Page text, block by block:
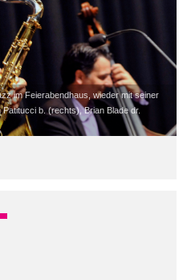
im Feierabendhaus, wieder mit seiner
b. (rechts), Brian Blade dr.